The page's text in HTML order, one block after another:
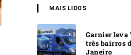
MAIS LIDOS
Garnier
três bairros
Janeiro